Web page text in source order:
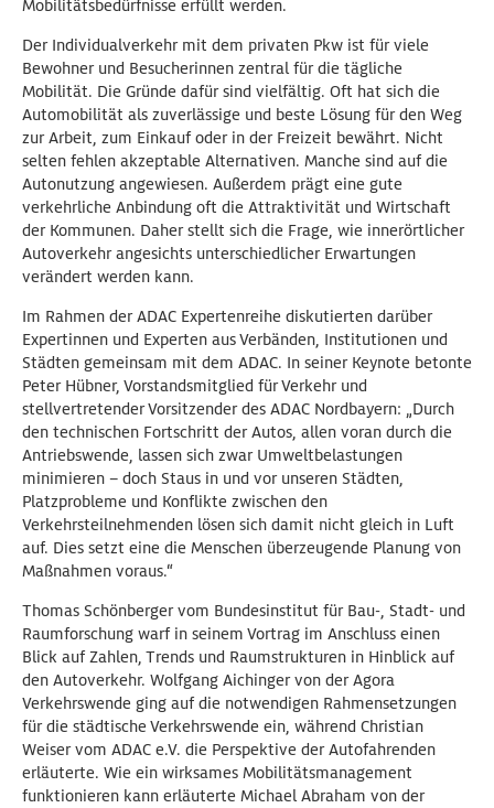
Mobilitätsbedürfnisse erfüllt werden.
Der Individualverkehr mit dem privaten Pkw ist für viele
Bewohner und Besucherinnen zentral für die tägliche
Mobilität. Die Gründe dafür sind vielfältig. Oft hat sich die
Automobilität als zuverlässige und beste Lösung für den Weg
zur Arbeit, zum Einkauf oder in der Freizeit bewährt. Nicht
selten fehlen akzeptable Alternativen. Manche sind auf die
Autonutzung angewiesen. Außerdem prägt eine gute
verkehrliche Anbindung oft die Attraktivität und Wirtschaft
der Kommunen. Daher stellt sich die Frage, wie innerörtlicher
Autoverkehr angesichts unterschiedlicher Erwartungen
verändert werden kann.
Im Rahmen der ADAC Expertenreihe diskutierten darüber
Expertinnen und Experten aus Verbänden, Institutionen und
Städten gemeinsam mit dem ADAC. In seiner Keynote betonte
Peter Hübner, Vorstandsmitglied für Verkehr und
stellvertretender Vorsitzender des ADAC Nordbayern: „Durch
den technischen Fortschritt der Autos, allen voran durch die
Antriebswende, lassen sich zwar Umweltbelastungen
minimieren – doch Staus in und vor unseren Städten,
Platzprobleme und Konflikte zwischen den
Verkehrsteilnehmenden lösen sich damit nicht gleich in Luft
auf. Dies setzt eine die Menschen überzeugende Planung von
Maßnahmen voraus.“
Thomas Schönberger vom Bundesinstitut für Bau-, Stadt- und
Raumforschung warf in seinem Vortrag im Anschluss einen
Blick auf Zahlen, Trends und Raumstrukturen in Hinblick auf
den Autoverkehr. Wolfgang Aichinger von der Agora
Verkehrswende ging auf die notwendigen Rahmensetzungen
für die städtische Verkehrswende ein, während Christian
Weiser vom ADAC e.V. die Perspektive der Autofahrenden
erläuterte. Wie ein wirksames Mobilitätsmanagement
funktionieren kann erläuterte Michael Abraham von der